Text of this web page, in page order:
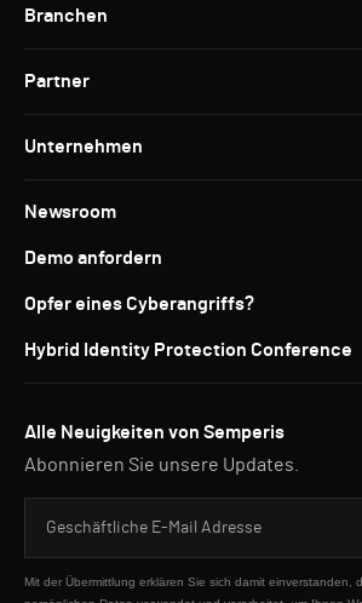
Branchen
Partner
Unternehmen
Newsroom
Demo anfordern
Opfer eines Cyberangriffs?
Hybrid Identity Protection Conference
Alle Neuigkeiten von Semperis
Abonnieren Sie unsere Updates.
Mit der Übermittlung erklären Sie sich damit einverstanden,